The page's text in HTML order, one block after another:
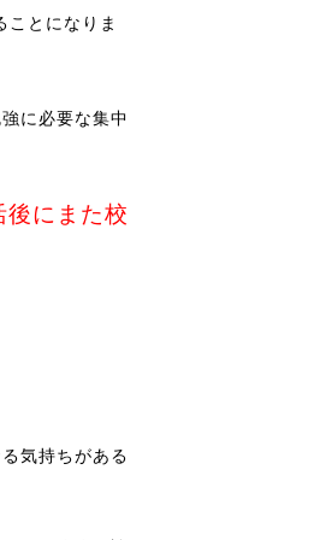
ことになりま
に必要な集中
にまた校
気持ちがある